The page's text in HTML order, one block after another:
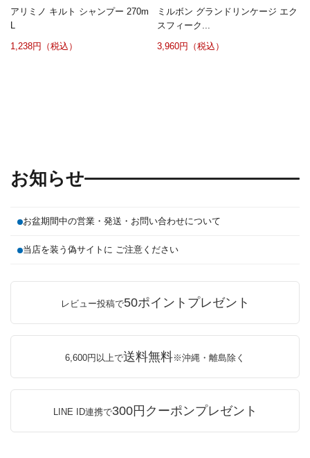
アリミノ キルト シャンプー 270m
L
1,238円（税込）
ミルボン グランドリンケージ エク
スフィーク...
3,960円（税込）
お知らせ
お盆期間中の営業・発送・お問い合わせについて
当店を装う偽サイトに ご注意ください
レビュー投稿で50ポイントプレゼント
6,600円以上で送料無料※沖縄・離島除く
LINE ID連携で300円クーポンプレゼント